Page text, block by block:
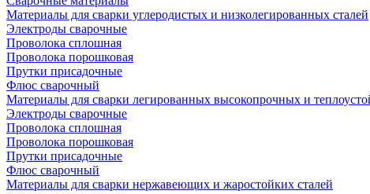
Материалы для сварки углеродистых и низколегированных сталей
Электроды сварочные
Проволока сплошная
Проволока порошковая
Прутки присадочные
Флюс сварочный
Материалы для сварки легированных высокопрочных и
Электроды сварочные
Проволока сплошная
Проволока порошковая
Прутки присадочные
Флюс сварочный
Материалы для сварки нержавеющих и жаростойких сталей